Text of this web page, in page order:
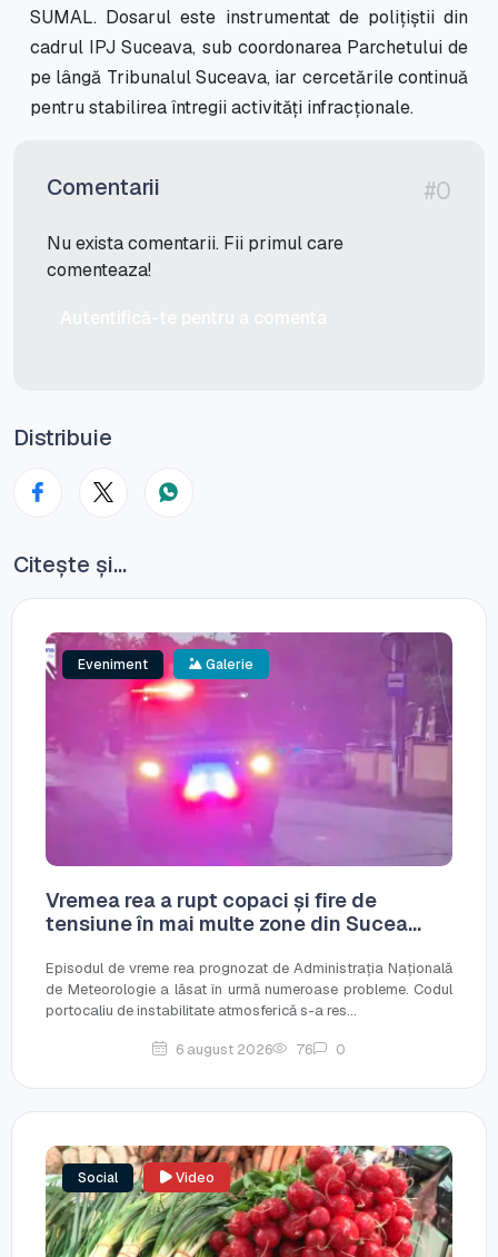
SUMAL. Dosarul este instrumentat de polițiștii din
cadrul IPJ Suceava, sub coordonarea Parchetului de
pe lângă Tribunalul Suceava, iar cercetările continuă
pentru stabilirea întregii activități infracționale.
Comentarii #0
Nu exista comentarii. Fii primul care
comenteaza!
Distribuie
Citește și...
Eveniment Galerie
Vremea rea a rupt copaci și fire de
tensiune în mai multe zone din Sucea...
Episodul de vreme rea prognozat de Administrația Națională
de Meteorologie a lăsat în urmă numeroase probleme. Codul
portocaliu de instabilitate atmosferică s-a res...
6 august 2026 76 0
Social Video